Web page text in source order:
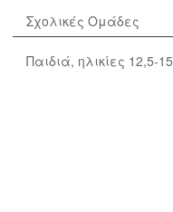
Σχολικές Ομάδες
Παιδιά, ηλικίες 12,5-15